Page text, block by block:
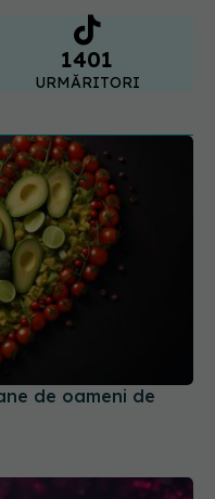
1401
URMĂRITORI
de oameni de